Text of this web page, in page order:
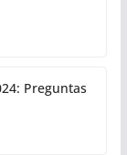
Preguntas